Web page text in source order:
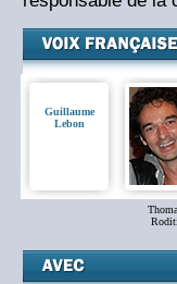
Guillaume
Lebon
Roditi